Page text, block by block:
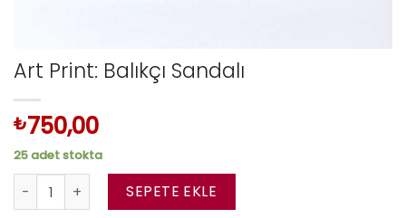
Art Print: Balıkçı Sandalı
₺750,00
25 adet stokta
Art Print: Balıkçı Sandalı adet
SEPETE EKLE